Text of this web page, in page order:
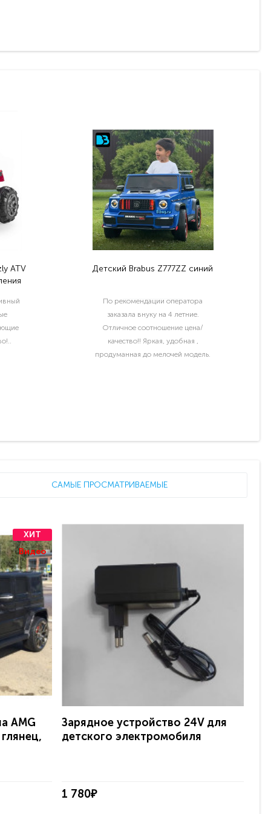
ATV
Детский Brabus Z777ZZ синий
По рекомендации оператора
заказала внуку на 4 летние.
Отличное соотношение цена/
качество!! Яркая, удобная ,
продуманная до мелочей модель.
САМЫЕ ПРОСМАТРИВАЕМЫЕ
ХИТ
Видео
AMG
Зарядное устройство 24V для
детского электромобиля
1 780₽